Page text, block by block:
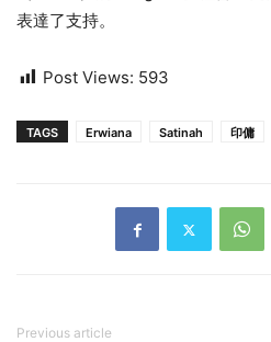
表達了支持。
Post Views: 593
TAGS Erwiana Satinah 印傭
Previous article